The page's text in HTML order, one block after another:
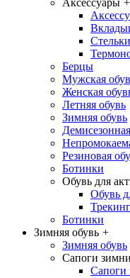
Аксессуары +
Стельки
Берцы
Мужская
Женская
Летняя обувь
Зимняя обувь
Резиновая
Ботинки
Обувь для
Обувь
Ботинки
Зимняя обувь +
Зимняя обувь
Сапоги
Сапоги